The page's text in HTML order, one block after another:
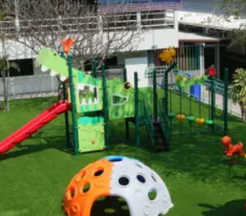
in the cart.